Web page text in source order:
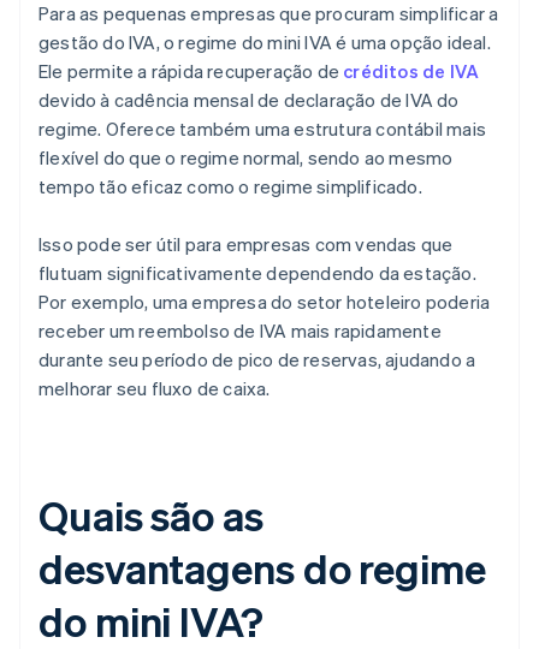
Para as pequenas empresas que procuram simplificar a
gestão do IVA, o regime do mini IVA é uma opção ideal.
Ele permite a rápida recuperação de créditos de IVA
devido à cadência mensal de declaração de IVA do
regime. Oferece também uma estrutura contábil mais
flexível do que o regime normal, sendo ao mesmo
tempo tão eficaz como o regime simplificado.
Isso pode ser útil para empresas com vendas que
flutuam significativamente dependendo da estação.
Por exemplo, uma empresa do setor hoteleiro poderia
receber um reembolso de IVA mais rapidamente
durante seu período de pico de reservas, ajudando a
melhorar seu fluxo de caixa.
Quais são as
desvantagens do regime
do mini IVA?